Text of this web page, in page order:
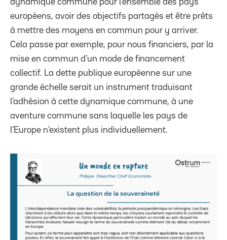
dynamique commune pour l’ensemble des pays
européens, avoir des objectifs partagés et être prêts
à mettre des moyens en commun pour y arriver.
Cela passe par exemple, pour nous financiers, par la
mise en commun d’un mode de financement
collectif. La dette publique européenne sur une
grande échelle serait un instrument traduisant
l’adhésion à cette dynamique commune, à une
aventure commune sans laquelle les pays de
l’Europe n’existent plus individuellement.